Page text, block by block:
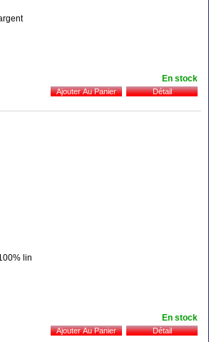
En stock
lin
En stock